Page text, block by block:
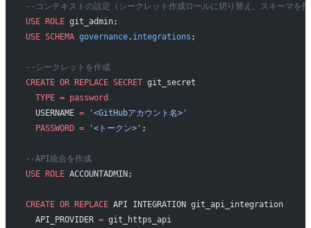
--コンテキストの設定（シークレット作成ロールに切り替え、スキーマを
USE ROLE git_admin;
USE SCHEMA governance. integrations ;
--シークレットを作成
CREATE OR REPLACE SECRET git_secret
  TYPE
= password
  USERNAME
= '<GitHubアカウント名>'
  PASSWORD
= '<トークン>' ;
--API統合を作成
USE ROLE ACCOUNTADMIN;
CREATE OR REPLACE API INTEGRATION git_api_integration
  API_PROVIDER
= git_https_api